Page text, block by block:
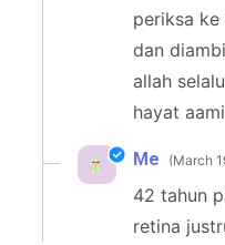
periksa
dan
allah
hayat
Me March
42 tahun
retina